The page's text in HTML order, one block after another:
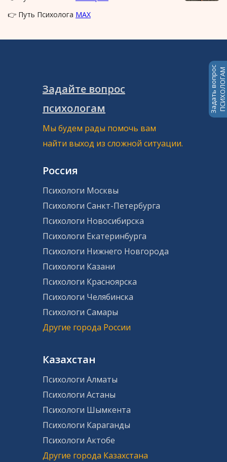
👉 Путь Психолога MAX
Задать вопросПСИХОЛОГАМ
Задайте вопрос
психологам
Мы будем рады помочь вам
найти выход из сложной ситуации.
Россия
Психологи Москвы
Психологи Санкт-Петербурга
Психологи Новосибирска
Психологи Екатеринбурга
Психологи Нижнего Новгорода
Психологи Казани
Психологи Красноярска
Психологи Челябинска
Психологи Самары
Другие города России
Казахстан
Психологи Алматы
Психологи Астаны
Психологи Шымкента
Психологи Караганды
Психологи Актобе
Другие города Казахстана